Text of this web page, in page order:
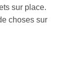
sur place.
choses sur